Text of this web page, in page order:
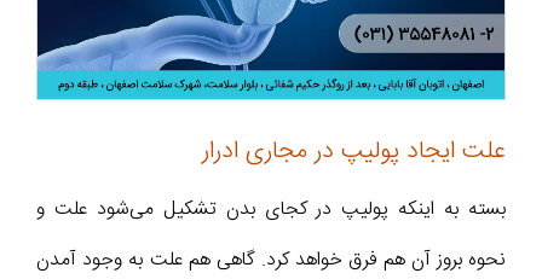
علت ایجاد پولیپ در مجاری ادرار
بسته به اینکه پولیپ در کجای بدن تشکیل می‌شود علت و
نحوه بروز آن هم فرق خواهد کرد. گاهی هم علت به‌ وجود آمدن